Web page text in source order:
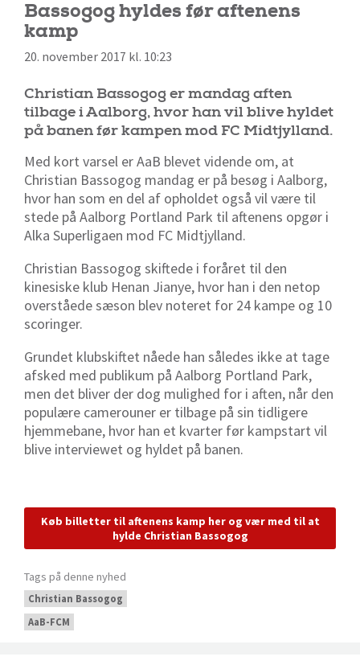
Bassogog hyldes før aftenens
kamp
20. november 2017 kl. 10:23
Christian Bassogog er mandag aften
tilbage i Aalborg, hvor han vil blive hyldet
på banen før kampen mod FC Midtjylland.
Med kort varsel er AaB blevet vidende om, at
Christian Bassogog mandag er på besøg i Aalborg,
hvor han som en del af opholdet også vil være til
stede på Aalborg Portland Park til aftenens opgør i
Alka Superligaen mod FC Midtjylland.
Christian Bassogog skiftede i foråret til den
kinesiske klub Henan Jianye, hvor han i den netop
overståede sæson blev noteret for 24 kampe og 10
scoringer.
Grundet klubskiftet nåede han således ikke at tage
afsked med publikum på Aalborg Portland Park,
men det bliver der dog mulighed for i aften, når den
populære camerouner er tilbage på sin tidligere
hjemmebane, hvor han et kvarter før kampstart vil
blive interviewet og hyldet på banen.
Køb billetter til aftenens kamp her og vær med til at
hylde Christian Bassogog
Tags på denne nyhed
Christian Bassogog
AaB-FCM